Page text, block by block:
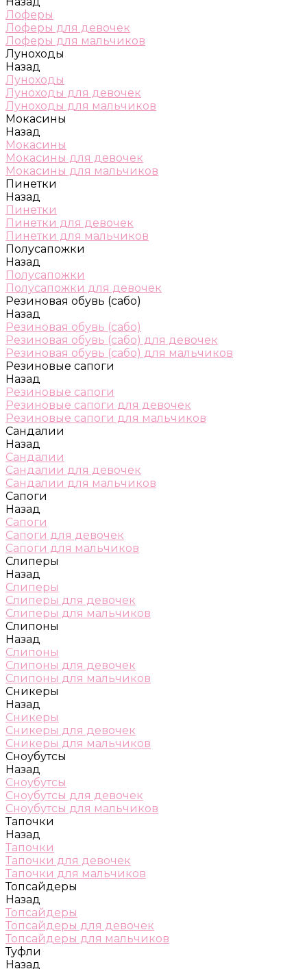
Лоферы
Лоферы для девочек
Лоферы для мальчиков
Луноходы
Назад
Луноходы
Луноходы для девочек
Луноходы для мальчиков
Мокасины
Назад
Мокасины
Мокасины для девочек
Мокасины для мальчиков
Пинетки
Назад
Пинетки
Пинетки для девочек
Пинетки для мальчиков
Полусапожки
Назад
Полусапожки
Полусапожки для девочек
Резиновая обувь (сабо)
Назад
Резиновая обувь (сабо)
Резиновая обувь (сабо) для девочек
Резиновая обувь (сабо) для мальчиков
Резиновые сапоги
Назад
Резиновые сапоги
Резиновые сапоги для девочек
Резиновые сапоги для мальчиков
Сандалии
Назад
Сандалии
Сандалии для девочек
Сандалии для мальчиков
Сапоги
Назад
Сапоги
Сапоги для девочек
Сапоги для мальчиков
Слиперы
Назад
Слиперы
Слиперы для девочек
Слиперы для мальчиков
Слипоны
Назад
Слипоны
Слипоны для девочек
Слипоны для мальчиков
Сникеры
Назад
Сникеры
Сникеры для девочек
Сникеры для мальчиков
Сноубутсы
Назад
Сноубутсы
Сноубутсы для девочек
Сноубутсы для мальчиков
Тапочки
Назад
Тапочки
Тапочки для девочек
Тапочки для мальчиков
Топсайдеры
Назад
Топсайдеры
Топсайдеры для девочек
Топсайдеры для мальчиков
Туфли
Назад